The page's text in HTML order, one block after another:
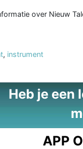
over Nieuw
, instrument
Heb je een
APP